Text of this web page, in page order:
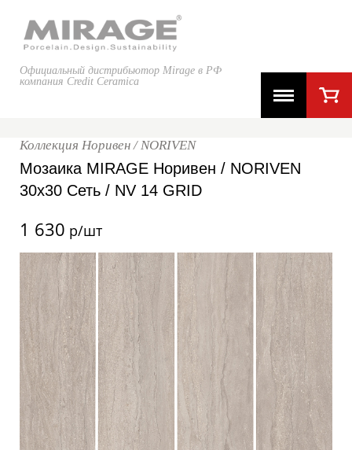
Официальный дистрибьютор Mirage в РФ
компания Credit Ceramica
Коллекция Норивен / NORIVEN
Мозаика MIRAGE Норивен / NORIVEN
30x30 Сеть / NV 14 GRID
1 630 р/шт